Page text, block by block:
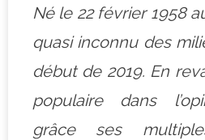
Né le 22 février 1958
quasi inconnu des
début de 2019. En
populaire dans
grâce ses